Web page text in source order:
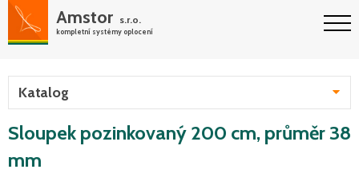
Amstor s.r.o.
kompletní systémy oplocení
Katalog
Sloupek pozinkovaný 200 cm, průměr 38
mm